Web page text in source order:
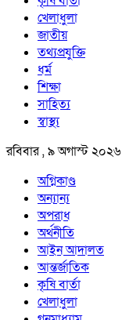
খেলাধুলা
জাতীয়
তথ্যপ্রযুক্তি
ধর্ম
শিক্ষা
সাহিত্য
স্বাস্থ্য
রবিবার , ৯ অগাস্ট ২০২৬
অগ্নিকাণ্ড
অন্যান্য
অপরাধ
অর্থনীতি
আইন আদালত
আন্তর্জাতিক
কৃষি বার্তা
খেলাধুলা